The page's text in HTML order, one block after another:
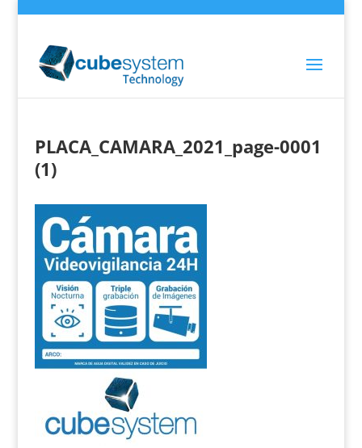
PLACA_CAMARA_2021_page-0001
(1)